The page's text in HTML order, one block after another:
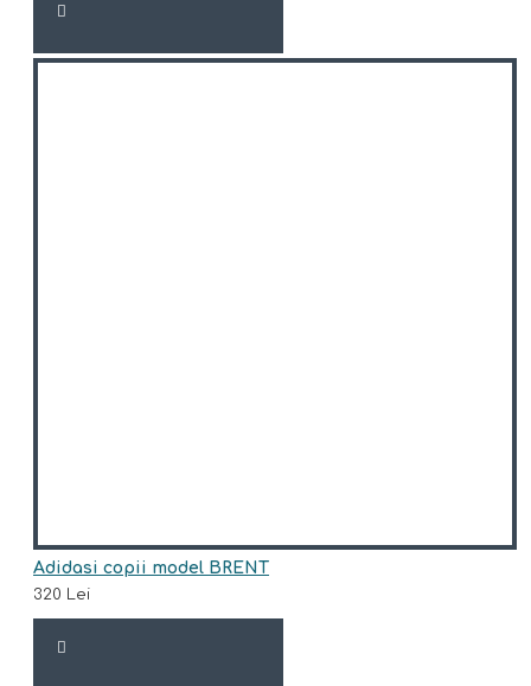
Adidasi copii model BRENT
320 Lei